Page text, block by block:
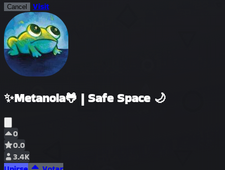
Cancel Visit
✨Metanoia🐸 | Safe Space 🌙
0
0.0
3.4K